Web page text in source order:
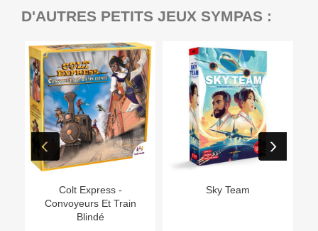
D'AUTRES PETITS JEUX SYMPAS :
Colt Express -
Convoyeurs Et Train
Blindé
Sky Team